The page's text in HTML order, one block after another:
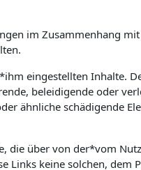
im Zusammenhang
eingestellten Inhalte.
beleidigende oder
ähnliche schädigende
die über von der*vom
Links keine solchen, dem